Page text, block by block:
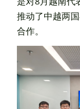
推动了中越两
合作。